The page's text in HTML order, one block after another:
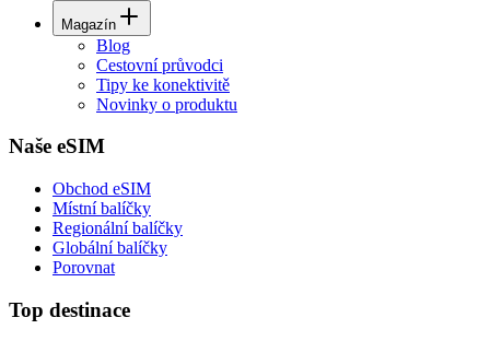
Magazín
Blog
Cestovní průvodci
Tipy ke konektivitě
Novinky o produktu
Naše eSIM
Obchod eSIM
Místní balíčky
Regionální balíčky
Globální balíčky
Porovnat
Top destinace